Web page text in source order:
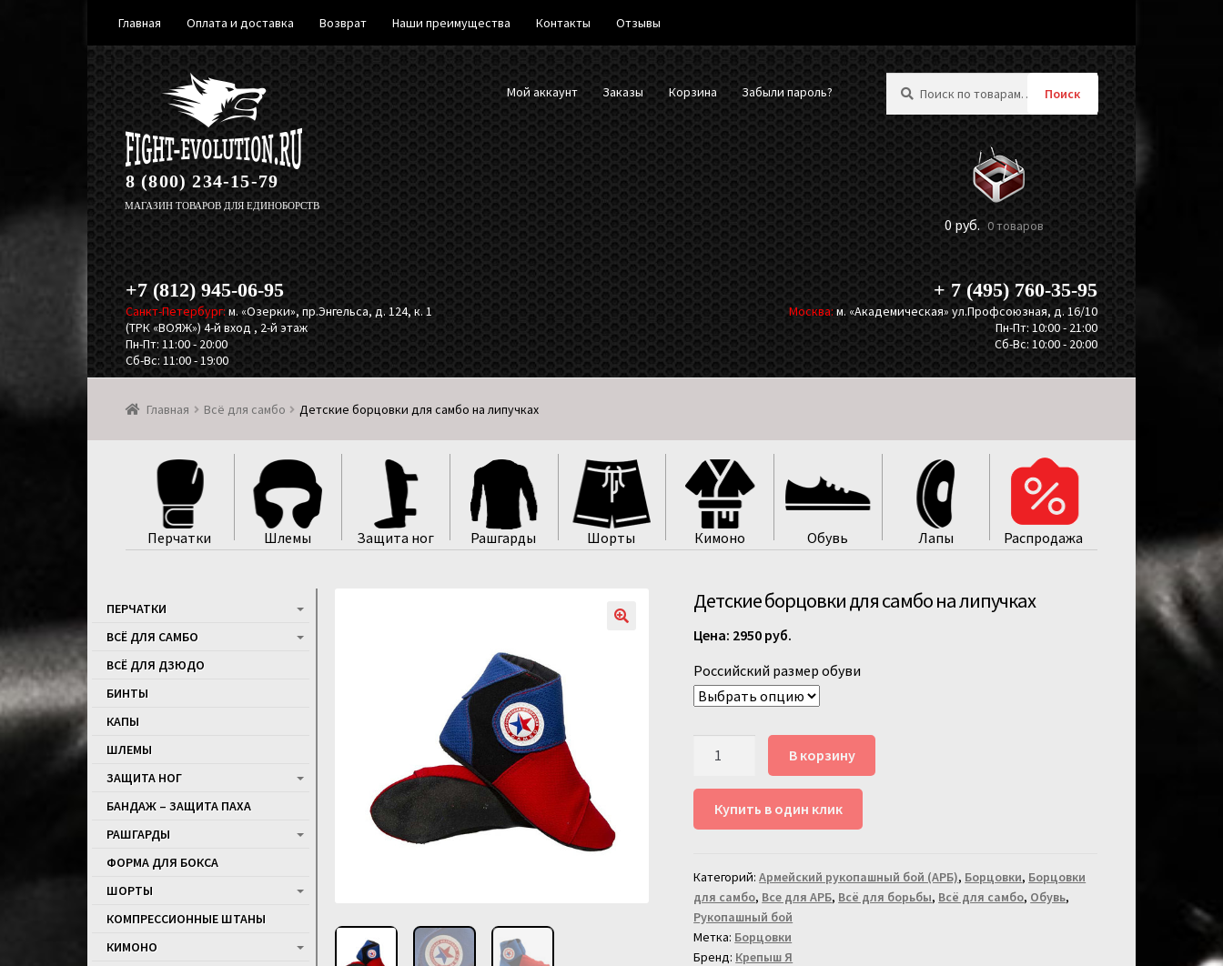
Перейти
к
навигации
Перейти
к
содержимому
Мой аккаунт Заказы Корзина Забыли пароль? Поиск
0руб. 0 товаров
8 (800) 234-15-79
МАГАЗИН ТОВАРОВ ДЛЯ ЕДИНОБОРСТВ
+7 (812) 945-06-95
Санкт-Петербург: м. «Озерки», пр.Энгельса, д. 124, к. 1
(ТРК «ВОЯЖ») 4-й вход , 2-й этаж
Пн-Пт: 11:00 - 20:00
Сб-Вс: 11:00 - 19:00
+ 7 (495) 760-35-95
Москва:м. «Академическая» ул.Профсоюзная, д. 16/10
Пн-Пт: 10:00 - 21:00
Сб-Вс: 10:00 - 20:00
Главная Всё для самбо Детские борцовки для самбо на липучках
Перчатки Шлемы Защита ног Рашгарды Шорты Кимоно Обувь Лапы Распродажa
Детские борцовки для самбо на липучках
2950 руб.
Российский размер обуви
Детские
борцовки
на
липучках
В корзину
Купить в один клик
Категорий:Армейский рукопашный бой (АРБ), Борцовки, Борцовки
для самбо, Все для АРБ, Всё для борьбы, Всё для самбо, Обувь,
Рукопашный бой
Метка: Борцовки
Бренд: Крепыш Я
ПЕРЧАТКИ
ВСЁ ДЛЯ САМБО
ВСЁ ДЛЯ ДЗЮДО
БИНТЫ
КАПЫ
ШЛЕМЫ
ЗАЩИТА НОГ
БАНДАЖ – ЗАЩИТА ПАХА
РАШГАРДЫ
ФОРМА ДЛЯ БОКСА
ШОРТЫ
КОМПРЕССИОННЫЕ ШТАНЫ
КИМОНО
Главная Оплата и доставка Возврат Наши преимущества Контакты Отзывы